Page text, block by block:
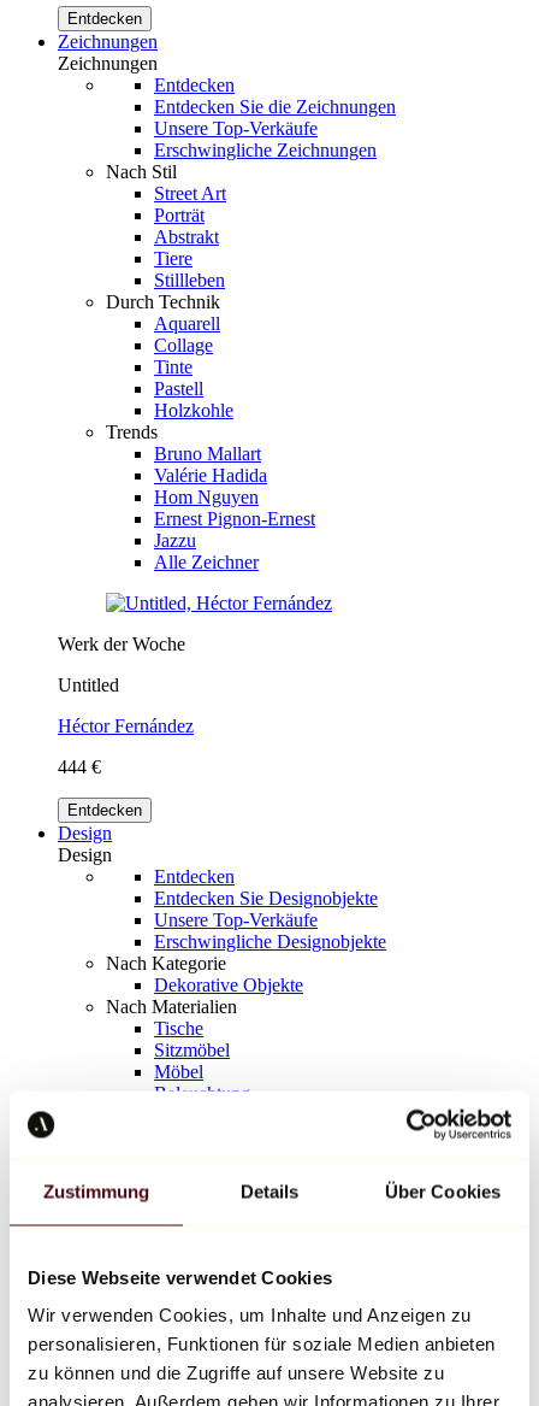
Zustimmung Details Über Cookies
Diese Webseite verwendet Cookies
Wir verwenden Cookies, um Inhalte und Anzeigen zu
personalisieren, Funktionen für soziale Medien anbieten
zu können und die Zugriffe auf unsere Website zu
analysieren. Außerdem geben wir Informationen zu Ihrer
Entdecken
Zeichnungen
Zeichnungen
Entdecken
Entdecken Sie die Zeichnungen
Unsere Top-Verkäufe
Erschwingliche Zeichnungen
Nach Stil
Street Art
Porträt
Abstrakt
Tiere
Stillleben
Durch Technik
Aquarell
Collage
Tinte
Pastell
Holzkohle
Trends
Bruno Mallart
Valérie Hadida
Hom Nguyen
Ernest Pignon-Ernest
Jazzu
Alle Zeichner
Werk der Woche
Untitled
Héctor Fernández
444 €
Entdecken
Design
Design
Entdecken
Entdecken Sie Designobjekte
Unsere Top-Verkäufe
Erschwingliche Designobjekte
Nach Kategorie
Dekorative Objekte
Nach Materialien
Tische
Sitzmöbel
Möbel
Beleuchtung
Richard Orlinski
Keith Haring
Jeff Koons
Jean-Michel Basquiat
Alle Designer
Werk der Woche